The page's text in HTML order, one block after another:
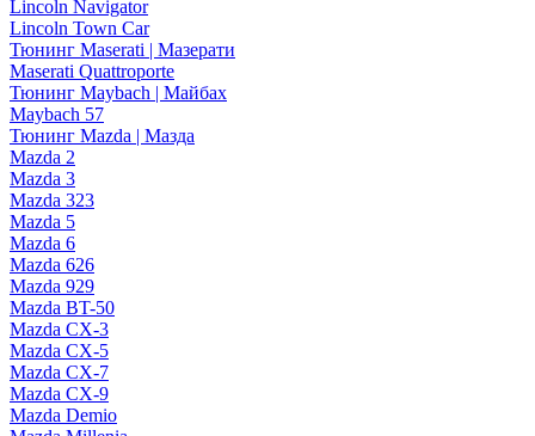
Lincoln Navigator
Lincoln Town Car
Тюнинг Maserati | Мазерати
Maserati Quattroporte
Тюнинг Maybach | Майбах
Maybach 57
Тюнинг Mazda | Мазда
Mazda 2
Mazda 3
Mazda 323
Mazda 5
Mazda 6
Mazda 626
Mazda 929
Mazda BT-50
Mazda CX-3
Mazda CX-5
Mazda CX-7
Mazda CX-9
Mazda Demio